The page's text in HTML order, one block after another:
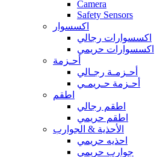
Camera
Safety Sensors
اكسسوار
اكسسوارات رجالي
اكسسوارات حريمي
أحـزمة
أحـزمـة رجـالي
أحـزمة حـريمـي
اطقم
اطقم رجالي
اطقم حريمي
الأحذية & الجوارب
احذيه حريمي
جوارب حريمي